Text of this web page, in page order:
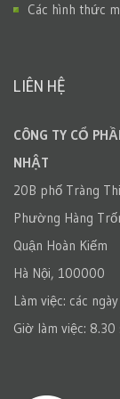
Các hình thức
LIÊN HỆ
CÔNG TY CỔ
NHẬT
20B phố Tràng Thi
Phường Hàng
Quận Hoàn Kiếm
Hà Nội, 100000
Làm việc: các
Giờ làm việc: